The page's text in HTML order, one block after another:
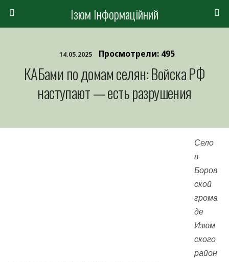
Ізюм Інформаційний
14.05.2025 Просмотрели: 495
КАБами по домам селян: Войска РФ
наступают — есть разрушения
Село
в
Боров
ской
грома
де
Изюм
ского
район